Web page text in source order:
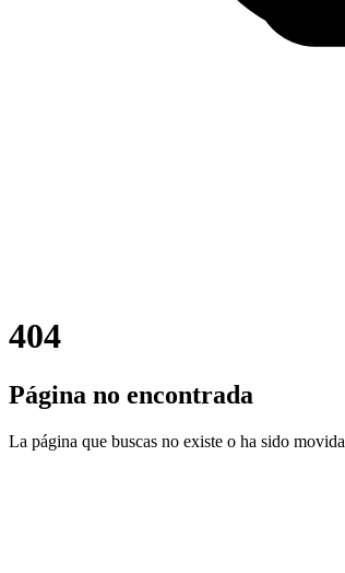
404
Página no encontrada
La página que buscas no existe o ha sido movida